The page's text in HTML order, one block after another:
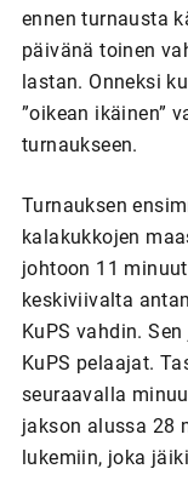
ennen turnausta
päivänä toinen
lastan. Onneksi
”oikean ikäinen”
turnaukseen.
Turnauksen
kalakukkojen
johtoon 11
keskiviivalta
KuPS vahdin.
KuPS pelaajat.
seuraavalla
jakson alussa 28
lukemiin, joka